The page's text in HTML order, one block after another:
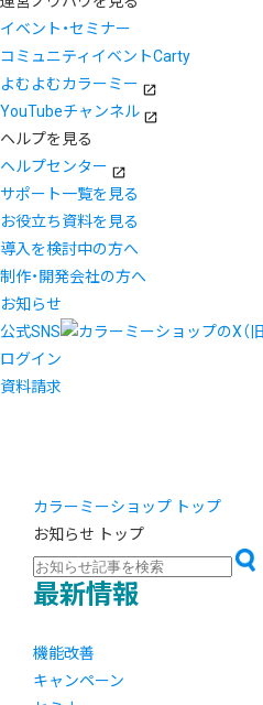
イベント・セミナー
コミュニティイベントCarty
よむよむカラーミー
YouTubeチャンネル
ヘルプを見る
ヘルプセンター
サポート一覧を見る
お役立ち資料を見る
導入を検討中の方へ
制作・開発会社の方へ
お知らせ
公式SNS
ログイン
資料請求
カラーミーショップ トップ
お知らせ トップ
最新情報
機能改善
キャンペーン